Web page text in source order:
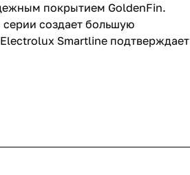
покрытием GoldenFin.
создает большую
Smartline подтверждает